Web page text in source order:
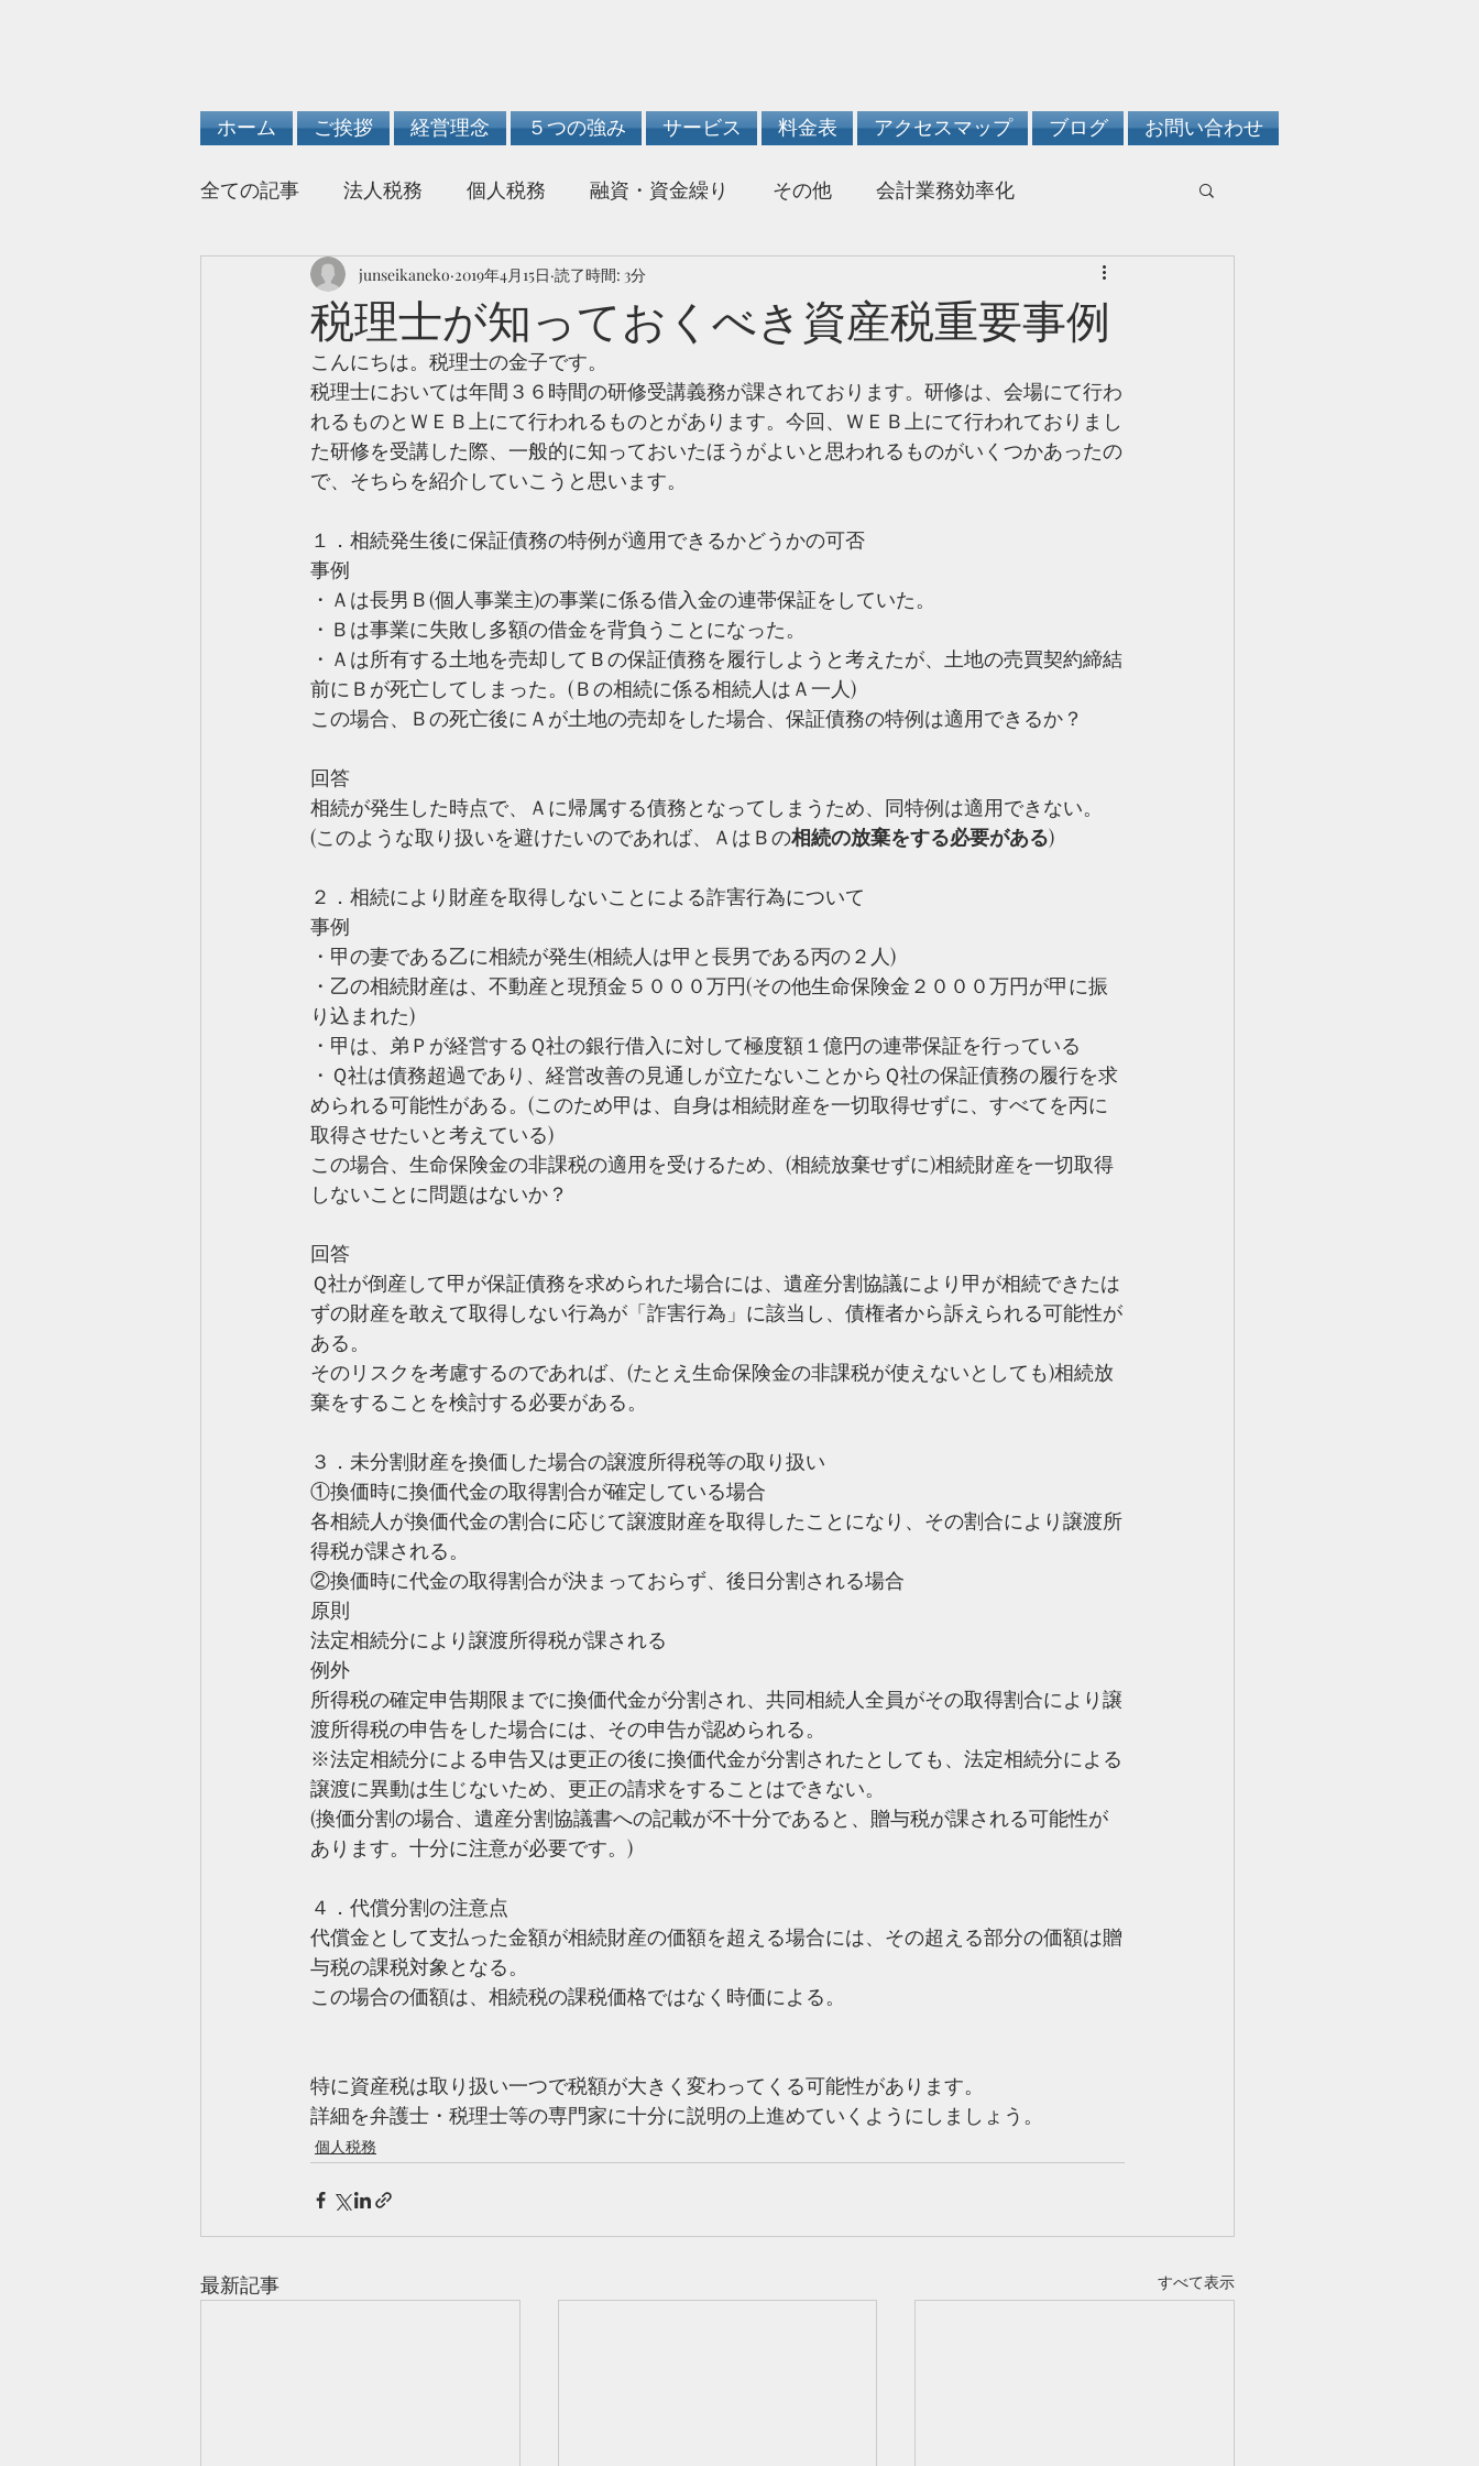
ホーム ご挨拶 経営理念 ５つの強み サービス 料金表 アクセスマップ ブログ お問い合わせ
全ての記事 法人税務 個人税務 融資・資金繰り その他 会計業務効率化
税理士が知っておくべき資産税重要事例
junseikaneko 2019年4月15日 読了時間: 3分
こんにちは。税理士の金子です。
税理士においては年間３６時間の研修受講義務が課されております。研修は、会場にて行わ
れるものとＷＥＢ上にて行われるものとがあります。今回、ＷＥＢ上にて行われておりまし
た研修を受講した際、一般的に知っておいたほうがよいと思われるものがいくつかあったの
で、そちらを紹介していこうと思います。
１．相続発生後に保証債務の特例が適用できるかどうかの可否
事例
・Ａは長男Ｂ(個人事業主)の事業に係る借入金の連帯保証をしていた。
・Ｂは事業に失敗し多額の借金を背負うことになった。
・Ａは所有する土地を売却してＢの保証債務を履行しようと考えたが、土地の売買契約締結
前にＢが死亡してしまった。(Ｂの相続に係る相続人はＡ一人)
この場合、Ｂの死亡後にＡが土地の売却をした場合、保証債務の特例は適用できるか？
回答
相続が発生した時点で、Ａに帰属する債務となってしまうため、同特例は適用できない。
(このような取り扱いを避けたいのであれば、ＡはＢの相続の放棄をする必要がある)
２．相続により財産を取得しないことによる詐害行為について
事例
・甲の妻である乙に相続が発生(相続人は甲と長男である丙の２人)
・乙の相続財産は、不動産と現預金５０００万円(その他生命保険金２０００万円が甲に振
り込まれた)
・甲は、弟Ｐが経営するＱ社の銀行借入に対して極度額１億円の連帯保証を行っている
・Ｑ社は債務超過であり、経営改善の見通しが立たないことからＱ社の保証債務の履行を求
められる可能性がある。(このため甲は、自身は相続財産を一切取得せずに、すべてを丙に
取得させたいと考えている)
この場合、生命保険金の非課税の適用を受けるため、(相続放棄せずに)相続財産を一切取得
しないことに問題はないか？
回答
Ｑ社が倒産して甲が保証債務を求められた場合には、遺産分割協議により甲が相続できたは
ずの財産を敢えて取得しない行為が「詐害行為」に該当し、債権者から訴えられる可能性が
ある。
そのリスクを考慮するのであれば、(たとえ生命保険金の非課税が使えないとしても)相続放
棄をすることを検討する必要がある。
３．未分割財産を換価した場合の譲渡所得税等の取り扱い
①換価時に換価代金の取得割合が確定している場合
各相続人が換価代金の割合に応じて譲渡財産を取得したことになり、その割合により譲渡所
得税が課される。
②換価時に代金の取得割合が決まっておらず、後日分割される場合
原則
法定相続分により譲渡所得税が課される
例外
所得税の確定申告期限までに換価代金が分割され、共同相続人全員がその取得割合により譲
渡所得税の申告をした場合には、その申告が認められる。
※法定相続分による申告又は更正の後に換価代金が分割されたとしても、法定相続分による
譲渡に異動は生じないため、更正の請求をすることはできない。
(換価分割の場合、遺産分割協議書への記載が不十分であると、贈与税が課される可能性が
あります。十分に注意が必要です。)
４．代償分割の注意点
代償金として支払った金額が相続財産の価額を超える場合には、その超える部分の価額は贈
与税の課税対象となる。
この場合の価額は、相続税の課税価格ではなく時価による。
特に資産税は取り扱い一つで税額が大きく変わってくる可能性があります。
詳細を弁護士・税理士等の専門家に十分に説明の上進めていくようにしましょう。
個人税務
最新記事 すべて表示